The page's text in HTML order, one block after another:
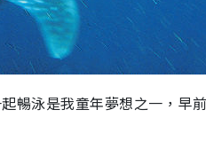
暢泳是我童年夢想之一，早